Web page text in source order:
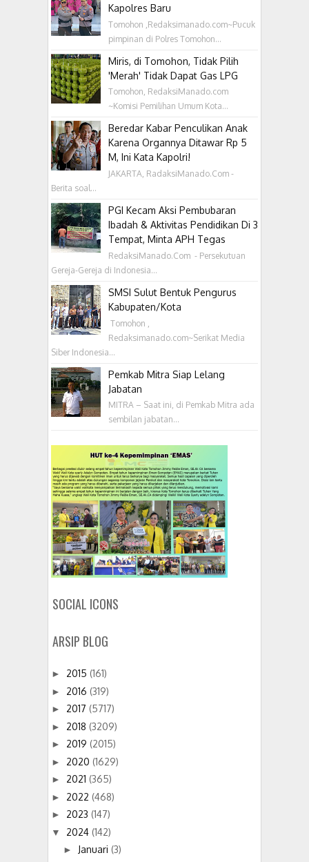
Kapolres Baru
Tomohon ,Redaksimanado.com~Pucuk
pimpinan di Polres Tomohon...
Miris, di Tomohon, Tidak Pilih
'Merah' Tidak Dapat Gas LPG
Tomohon, RedaksiManado.com
~Komisi Pemilihan Umum Kota...
Beredar Kabar Penculikan Anak
Karena Organnya Ditawar Rp 5
M, Ini Kata Kapolri!
JAKARTA, RadaksiManado.Com -
Berita soal...
PGI Kecam Aksi Pembubaran
Ibadah & Aktivitas Pendidikan Di 3
Tempat, Minta APH Tegas
RedaksiManado.Com - Persekutuan
Gereja-Gereja di Indonesia...
SMSI Sulut Bentuk Pengurus
Kabupaten/Kota
‎ Tomohon ,
Redaksimanado.com~Serikat Media
Siber Indonesia...
Pemkab Mitra Siap Lelang
Jabatan
MITRA – Saat ini, di Pemkab Mitra ada
sembilan jabatan...
SOCIAL ICONS
ARSIP BLOG
► 2015 (161)
► 2016 (319)
► 2017 (5717)
► 2018 (3209)
► 2019 (2015)
► 2020 (1629)
► 2021 (365)
► 2022 (468)
► 2023 (147)
▼ 2024 (142)
► Januari (3)